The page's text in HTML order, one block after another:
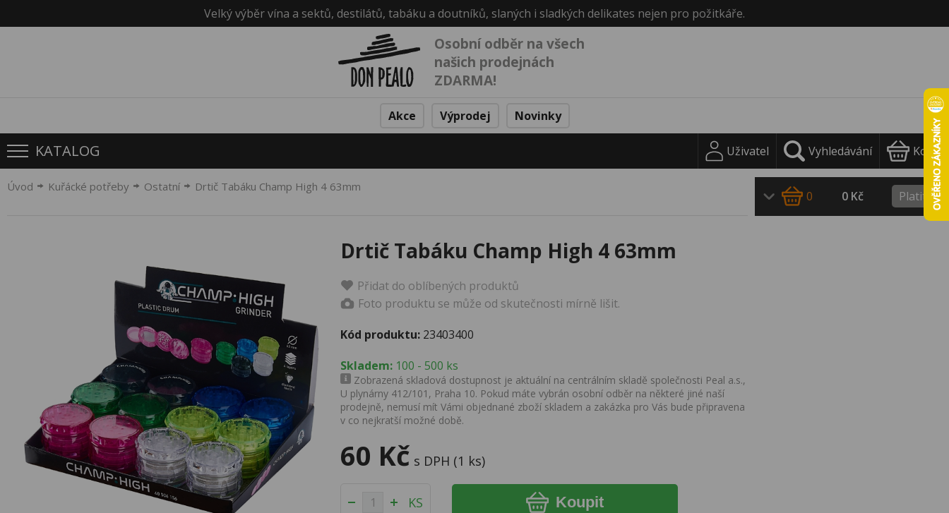
Velký výběr vína a sektů, destilátů, tabáku a doutníků, slaných i sladkých delikates nejen pro požitkáře.
Osobní odběr na všech
našich prodejnách
ZDARMA!
Akce Výprodej Novinky
KATALOG Uživatel Vyhledávání Košík
Úvod Kuřácké potřeby Ostatní Drtič Tabáku Champ High 4 63mm
Drtič Tabáku Champ High 4 63mm
Přidat do oblíbených produktů
Foto produktu se může od skutečnosti mírně lišit.
Kód produktu: 23403400
Skladem: 100 - 500 ks
Zobrazená skladová dostupnost je aktuální na centrálním skladě společnosti Peal a.s.,
U plynárny 412/101, Praha 10. Pokud máte vybrán osobní odběr na některé jiné naší
prodejně, nemusí mít Vámi objednané zboží skladem a zakázka pro Vás bude připravena
v co nejkratší možné době.
60 Kč s DPH (1 ks)
KS Koupit
0 0 Kč Platit